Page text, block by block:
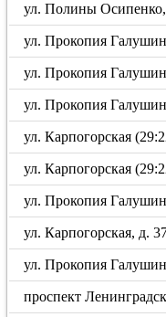
ул. Полины Осипенко,
ул. Прокопия
ул. Прокопия
ул. Прокопия
ул. Карпогорская
ул. Карпогорская
ул. Прокопия
ул. Карпогорская, д.
ул. Прокопия
проспект